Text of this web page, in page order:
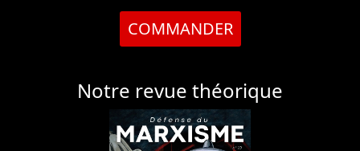
COMMANDER
Notre revue théorique